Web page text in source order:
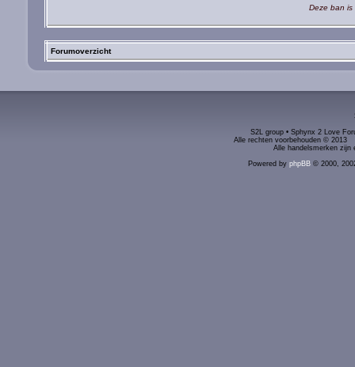
Deze ban is
Forumoverzicht
S2L group • Sphynx 2 Love
Alle rechten voorbehouden ©
Alle handelsmerken zijn
Powered by phpBB© 2000,